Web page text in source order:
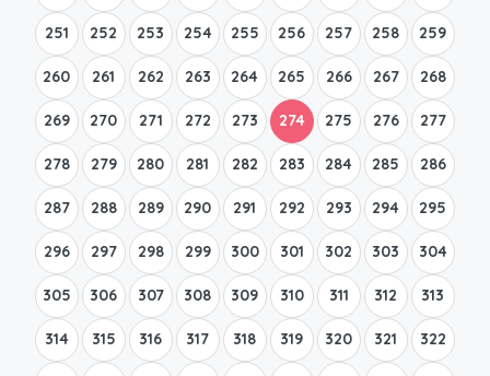
251 252 253 254 255 256 257 258 259
260 261 262 263 264 265 266 267 268
269 270 271 272 273 274 275 276 277
278 279 280 281 282 283 284 285 286
287 288 289 290 291 292 293 294 295
296 297 298 299 300 301 302 303 304
305 306 307 308 309 310 311 312 313
314 315 316 317 318 319 320 321 322